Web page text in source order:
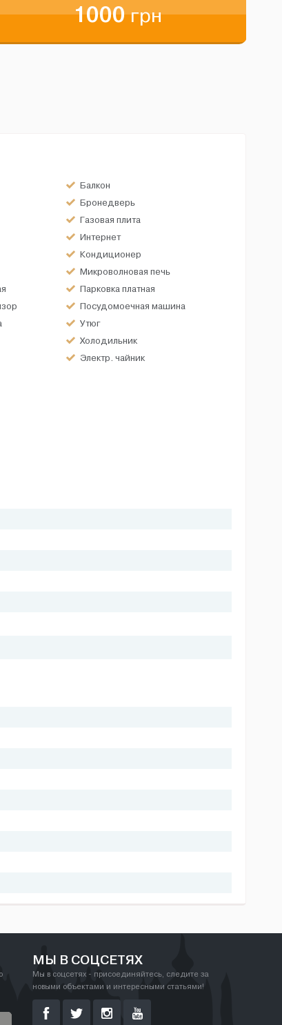
1000грн
Балкон
Бронедверь
Газовая плита
Интернет
Кондиционер
Микроволновая печь
Парковка платная
Посудомоечная машина
Утюг
Холодильник
Электр. чайник
МЫ В СОЦСЕТЯХ
Мы в соцсетях - присоединяйтесь, следите за
новыми объектами и интересными статьями!